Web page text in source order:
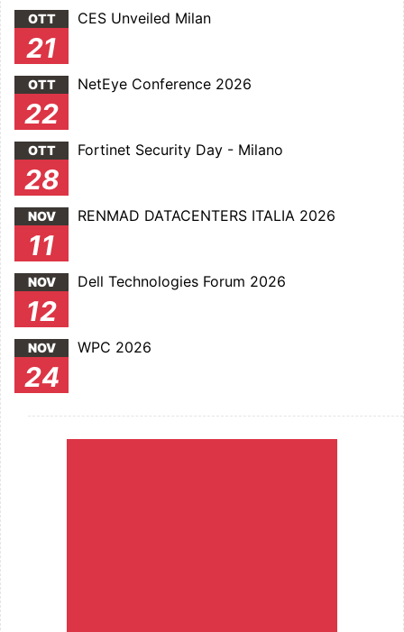
OTT
21
CES Unveiled Milan
OTT
22
NetEye Conference 2026
OTT
28
Fortinet Security Day - Milano
NOV
11
RENMAD DATACENTERS ITALIA 2026
NOV
12
Dell Technologies Forum 2026
NOV
24
WPC 2026